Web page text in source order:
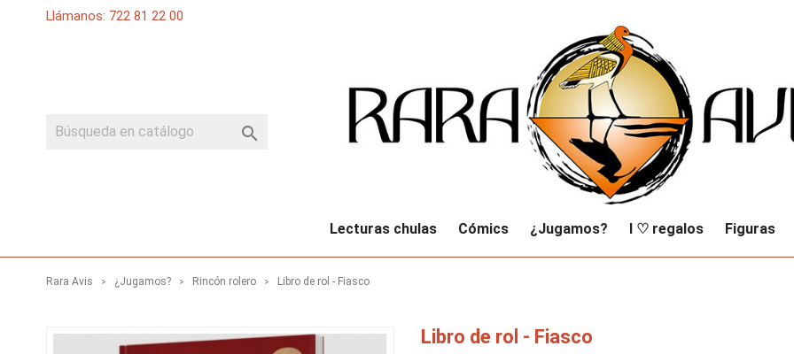
Llámanos: 722 81 22 00

Lecturas chulas Cómics ¿Jugamos? I ♡ regalos Figuras
Rara Avis ¿Jugamos? Rincón rolero Libro de rol - Fiasco
Libro de rol - Fiasco